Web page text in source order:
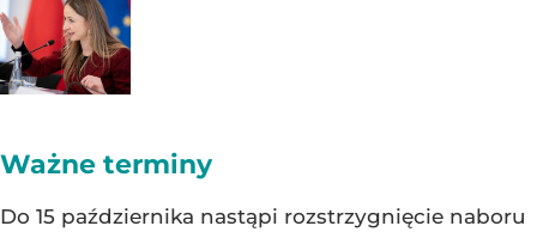
Ważne terminy
Do 15 października nastąpi rozstrzygnięcie naboru